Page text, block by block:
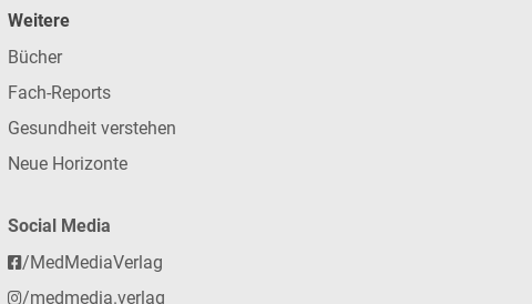
Weitere
Bücher
Fach-Reports
Gesundheit verstehen
Neue Horizonte
Social Media
/MedMediaVerlag
/medmedia.verlag